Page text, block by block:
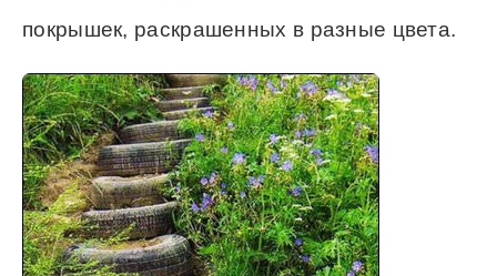
покрышек, раскрашенных в разные цвета.